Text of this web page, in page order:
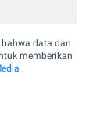
bahwa data dan
memberikan
.